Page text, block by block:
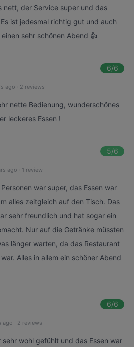
nett, der Service super und das
ist jedesmal richtig gut und auch
sehr schönen Abend 👍
6/6
ago · 2 reviews
nette Bedienung, wunderschönes
leckeres Essen !
5/6
ago · 1 review
war super, das Essen war
alles zeitgleich auf den Tisch. Das
sehr freundlich und hat sogar ein
Nur auf die Getränke müssten
länger warten, da das Restaurant
Alles in allem ein schöner Abend
6/6
ago · 2 reviews
sehr wohl gefühlt und das Essen war